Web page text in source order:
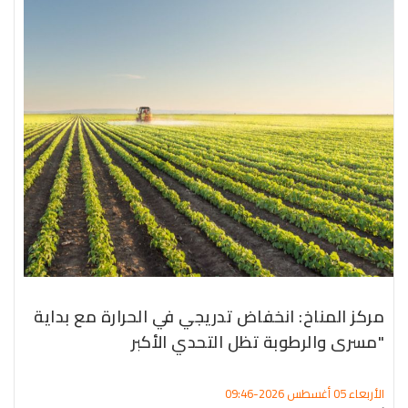
مركز المناخ: انخفاض تدريجي في الحرارة مع بداية
"مسرى والرطوبة تظل التحدي الأكبر
الأربعاء 05 أغسطس 2026-09:46